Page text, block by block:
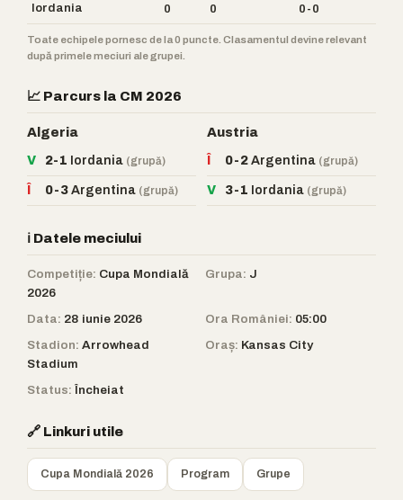
Iordania 0 0 0-0
Toate echipele pornesc de la 0 puncte. Clasamentul devine relevant
după primele meciuri ale grupei.
📈 Parcurs la CM 2026
Algeria
V 2-1 Iordania (grupă)
0-3Argentina (grupă)
Austria
0-2Argentina (grupă)
V 3-1 Iordania (grupă)
ℹ️ Datele meciului
Competiție: Cupa Mondială
2026
Grupa: J
Data: 28 iunie 2026 Ora României: 05:00
Stadion: Arrowhead
Stadium
Oraș: Kansas City
Status: Încheiat
🔗 Linkuri utile
Cupa Mondială 2026 Program Grupe